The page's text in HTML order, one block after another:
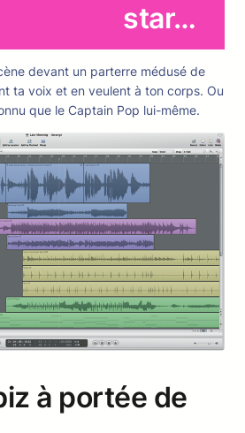
star…
devant un parterre médusé de
ta voix et en veulent à ton corps. Ou
que le Captain Pop lui-même.
à portée de